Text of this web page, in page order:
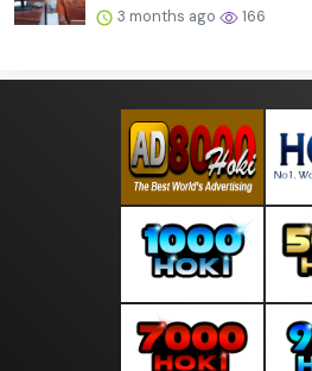
3 months ago 166